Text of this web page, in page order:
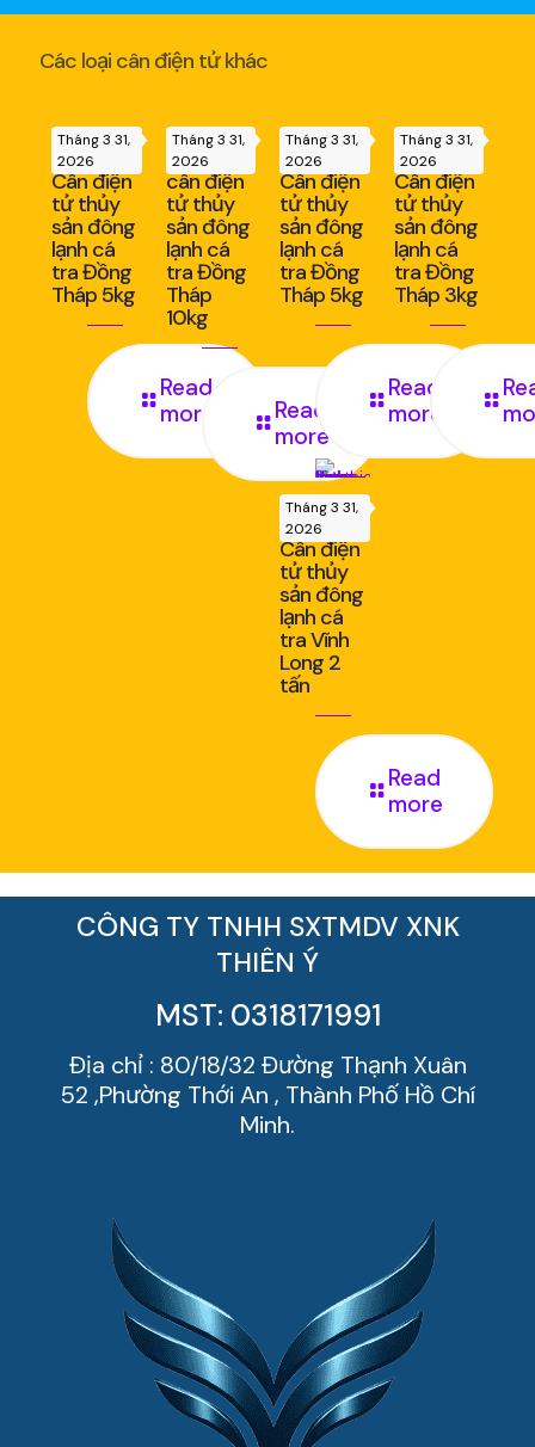
Các loại cân điện tử khác
Tháng 3 31,
2026
Cân điện
tử thủy
sản đông
lạnh cá
tra Đồng
Tháp 5kg
Read
more
Tháng 3 31,
2026
cân điện
tử thủy
sản đông
lạnh cá
tra Đồng
Tháp
10kg
Read
more
Tháng 3 31,
2026
Cân điện
tử thủy
sản đông
lạnh cá
tra Đồng
Tháp 5kg
Read
more
Tháng 3 31,
2026
Cân điện
tử thủy
sản đông
lạnh cá
tra Đồng
Tháp 3kg
Tháng 3 31,
2026
Cân điện
tử thủy
sản đông
lạnh cá
tra Vĩnh
Long 2
tấn
Read
more
CÔNG TY TNHH SXTMDV XNK
THIÊN Ý
MST: 0318171991
Địa chỉ : 80/18/32 Đường Thạnh Xuân
52 ,Phường Thới An , Thành Phố Hồ Chí
Minh.